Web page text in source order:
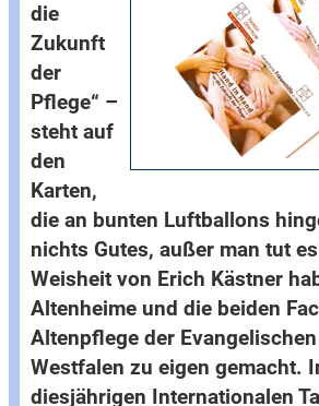
die
Zukunft
der
Pflege“ –
steht auf
den
Karten,
die an bunten Luftballons
nichts Gutes, außer man tut
Weisheit von Erich Kästner
Altenheime und die beiden
Altenpflege der
Westfalen zu eigen gemacht.
diesjährigen Internationalen